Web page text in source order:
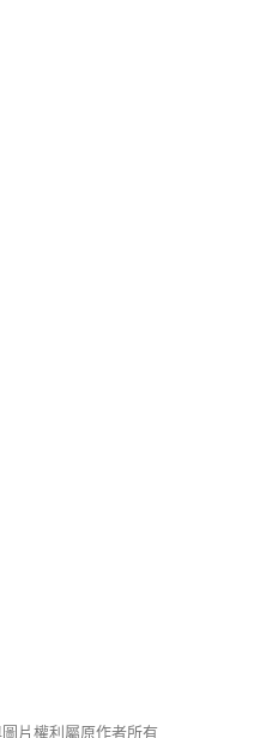
片權利屬原作者所有